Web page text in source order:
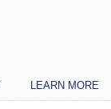
LEARN MORE